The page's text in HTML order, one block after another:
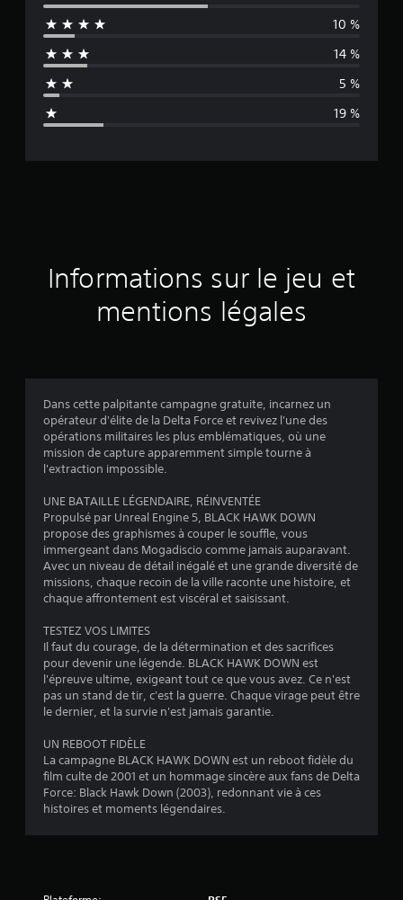
e
n
d
a
1
t
o
l
s
10 %
14 %
5 %
19 %
Informations sur le jeu et
mentions légales
Dans cette palpitante campagne gratuite, incarnez un
opérateur d'élite de la Delta Force et revivez l'une des
opérations militaires les plus emblématiques, où une
mission de capture apparemment simple tourne à
l'extraction impossible.
UNE BATAILLE LÉGENDAIRE, RÉINVENTÉE
Propulsé par Unreal Engine 5, BLACK HAWK DOWN
propose des graphismes à couper le souffle, vous
immergeant dans Mogadiscio comme jamais auparavant.
Avec un niveau de détail inégalé et une grande diversité de
missions, chaque recoin de la ville raconte une histoire, et
chaque affrontement est viscéral et saisissant.
TESTEZ VOS LIMITES
Il faut du courage, de la détermination et des sacrifices
pour devenir une légende. BLACK HAWK DOWN est
l'épreuve ultime, exigeant tout ce que vous avez. Ce n'est
pas un stand de tir, c'est la guerre. Chaque virage peut être
le dernier, et la survie n'est jamais garantie.
UN REBOOT FIDÈLE
La campagne BLACK HAWK DOWN est un reboot fidèle du
film culte de 2001 et un hommage sincère aux fans de Delta
Force: Black Hawk Down (2003), redonnant vie à ces
histoires et moments légendaires.